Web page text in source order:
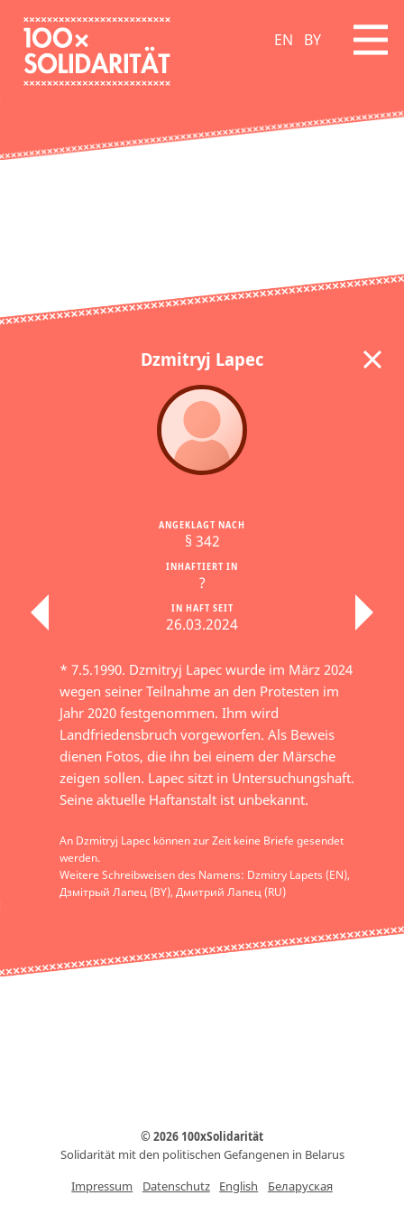
EN BY
Dzmitryj Lapec
IN HAFT SEIT
26.03.2024
INHAFTIERT IN
?
ANGEKLAGT NACH
§ 342
* 7.5.1990. Dzmitryj Lapec wurde im März 2024
wegen seiner Teilnahme an den Protesten im
Jahr 2020 festgenommen. Ihm wird
Landfriedensbruch vorgeworfen. Als Beweis
dienen Fotos, die ihn bei einem der Märsche
zeigen sollen. Lapec sitzt in Untersuchungshaft.
Seine aktuelle Haftanstalt ist unbekannt.
An Dzmitryj Lapec können zur Zeit keine Briefe gesendet
werden.
Weitere Schreibweisen des Namens: Dzmitry Lapets (EN),
Дзмітрый Лапец (BY), Дмитрий Лапец (RU)
© 2026 100xSolidarität
Solidarität mit den politischen Gefangenen in Belarus
Impressum
Datenschutz English Беларуская